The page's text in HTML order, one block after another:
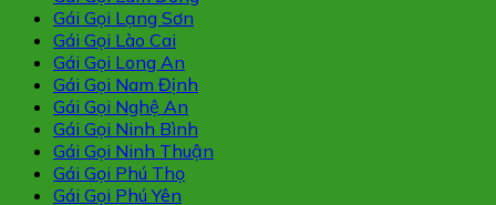
Gái Gọi Lạng Sơn
Gái Gọi Lào Cai
Gái Gọi Long An
Gái Gọi Nam Định
Gái Gọi Nghệ An
Gái Gọi Ninh Bình
Gái Gọi Ninh Thuận
Gái Gọi Phú Thọ
Gái Gọi Phú Yên